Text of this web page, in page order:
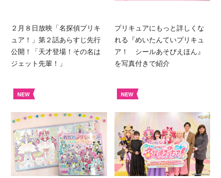
２月８日放映「名探偵プリキ
ュア！」第２話あらすじ先行
公開！「天才登場！その名は
ジェット先輩！」
プリキュアにもっと詳しくな
れる『めいたんていプリキュ
ア！ シールあそびえほん』
を写真付きで紹介
NEW NEW